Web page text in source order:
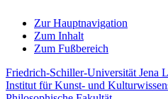
Zur Hauptnavigation
Zum Inhalt
Zum Fußbereich
Friedrich-Schiller-Universität Jena
Institut für Kunst- und